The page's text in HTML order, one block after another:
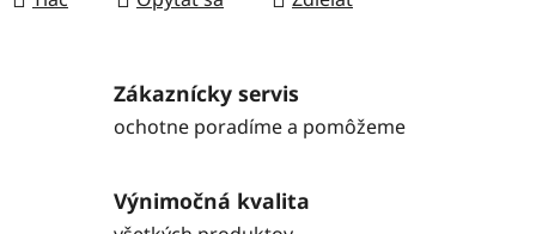
Zákaznícky servis
ochotne poradíme a pomôžeme
Výnimočná kvalita